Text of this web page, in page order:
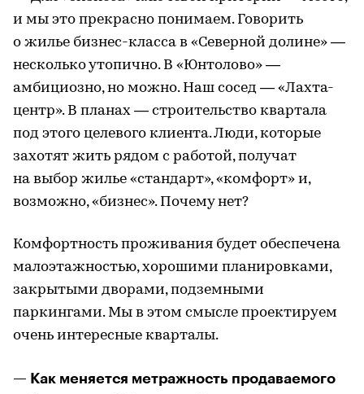
и мы это прекрасно понимаем. Говорить
о жилье бизнес-класса в «Северной долине» —
несколько утопично. В «Юнтолово» —
амбициозно, но можно. Наш сосед — «Лахта-
центр». В планах — строительство квартала
под этого целевого клиента. Люди, которые
захотят жить рядом с работой, получат
на выбор жилье «стандарт», «комфорт» и,
возможно, «бизнес». Почему нет?
Комфортность проживания будет обеспечена
малоэтажностью, хорошими планировками,
закрытыми дворами, подземными
паркингами. Мы в этом смысле проектируем
очень интересные кварталы.
— Как меняется метражность продаваемого